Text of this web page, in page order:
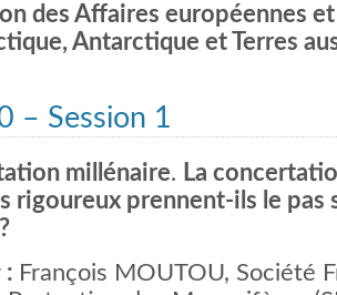
des Affaires européennes
Antarctique et Terres
– Session 1
millénaire. La
rigoureux prennent-ils le pas
: François MOUTOU, Société